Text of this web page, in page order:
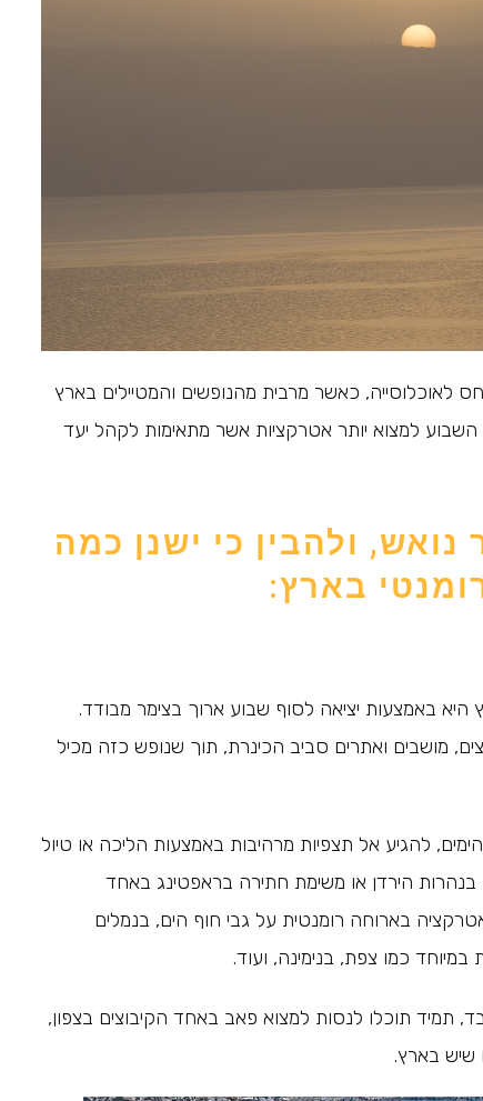
לאוכלוסייה, כאשר מרבית מהנופשים והמטיילים בארץ
השבוע למצוא יותר אטרקציות אשר מתאימות לקהל יעד
ולהבין כי ישנן כמה
בארץ:
היא באמצעות יציאה לסוף שבוע ארוך בצימר מבודד.
מושבים ואתרים סביב הכינרת, תוך שנופש כזה מכיל
להגיע אל תצפיות מרהיבות באמצעות הליכה או טיול
בנהרות הירדן או משימת חתירה בראפטינג באחד
בארוחה רומנטית על גבי חוף הים, בנמלים
במיוחד כמו צפת, בנימינה, ועוד.
תמיד תוכלו לנסות למצוא פאב באחד הקיבוצים בצפון,
שיש בארץ.